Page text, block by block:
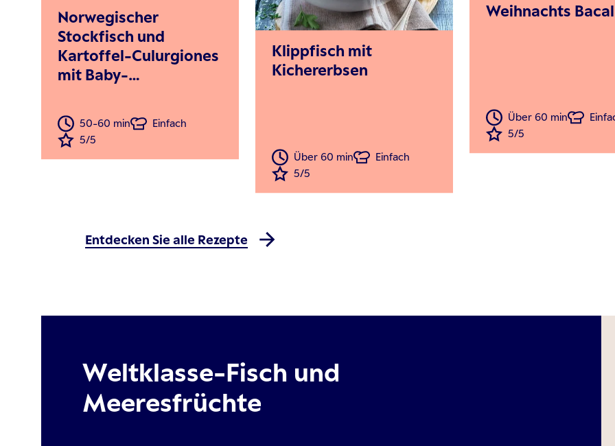
Norwegischer
Stockfisch und
Kartoffel-Culurgiones
mit Baby-
und Basilikum
50-60 min
Einfach
5/5
Klippfisch mit
Kichererbsen
Über 60 min
Einfach
5/5
Weihnachts
Über 60 min
5/5
Entdecken Sie alle Rezepte
Weltklasse-Fisch und
Meeresfrüchte